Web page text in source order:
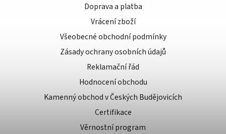
Doprava a platba
Vrácení zboží
Všeobecné obchodní podmínky
Zásady ochrany osobních údajů
Reklamační řád
Hodnocení obchodu
Kamenný obchod v Českých Budějovicích
Certifikace
Věrnostní program